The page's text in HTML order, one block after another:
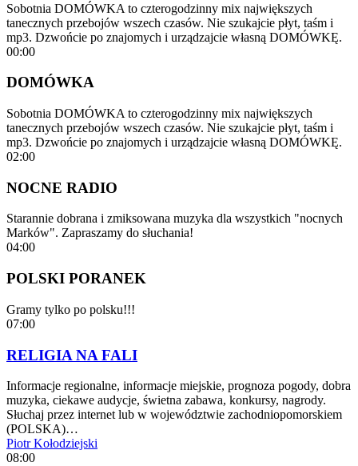
Sobotnia DOMÓWKA to czterogodzinny mix największych
tanecznych przebojów wszech czasów. Nie szukajcie płyt, taśm i
mp3. Dzwońcie po znajomych i urządzajcie własną DOMÓWKĘ.
00:00
DOMÓWKA
Sobotnia DOMÓWKA to czterogodzinny mix największych
tanecznych przebojów wszech czasów. Nie szukajcie płyt, taśm i
mp3. Dzwońcie po znajomych i urządzajcie własną DOMÓWKĘ.
02:00
NOCNE RADIO
Starannie dobrana i zmiksowana muzyka dla wszystkich "nocnych
Marków". Zapraszamy do słuchania!
04:00
POLSKI PORANEK
Gramy tylko po polsku!!!
07:00
RELIGIA NA FALI
Informacje regionalne, informacje miejskie, prognoza pogody, dobra
muzyka, ciekawe audycje, świetna zabawa, konkursy, nagrody.
Słuchaj przez internet lub w województwie zachodniopomorskiem
(POLSKA)…
Piotr Kołodziejski
08:00